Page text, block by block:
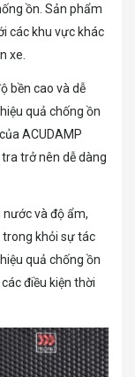
ồn. Sản phẩm
các khu vực khác
xe.
bền cao và dễ
quả chống ồn
ACUDAMP
trở nên dễ dàng
và độ ẩm,
trong khỏi sự tác
quả chống ồn
điều kiện thời